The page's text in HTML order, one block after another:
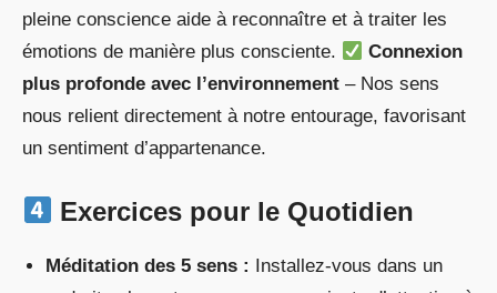
pleine conscience aide à reconnaître et à traiter les
émotions de manière plus consciente.
Connexion
plus profonde avec l’environnement – Nos sens
nous relient directement à notre entourage, favorisant
un sentiment d’appartenance.
Exercices pour le Quotidien
Méditation des 5 sens : Installez-vous dans un